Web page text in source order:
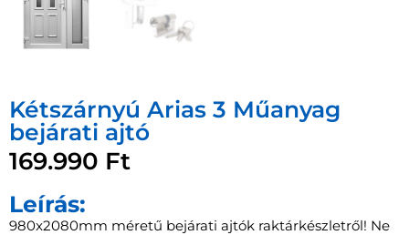
Kétszárnyú Arias 3 Műanyag
bejárati ajtó
169.990 Ft
Leírás:
980x2080mm méretű bejárati ajtók raktárkészletről! Ne